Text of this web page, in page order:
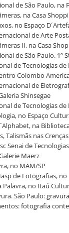
de São Paulo, na
na Casa
no Espaço
de Arte
II, na Casa
de São Paulo.
de Tecnologias
Colombo
de
Shinsegae
de Tecnologias
no Espaço
na
Talismãs nas
Senai de
Maerz
no MAM/SP
de Fotografias,
Palavra, no Itaú
São Paulo:
fotografia